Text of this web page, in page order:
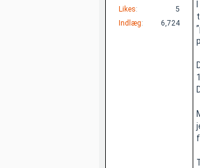
Likes
5
Indlæg
6,724